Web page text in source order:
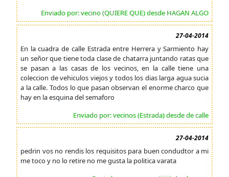
Enviado por: vecino (QUIERE QUE) desde HAGAN ALGO
27-04-2014
En la cuadra de calle Estrada entre Herrera y Sarmiento hay
un señor que tiene toda clase de chatarra juntando ratas que
se pasan a las casas de los vecinos, en la calle tiene una
coleccion de vehiculos viejos y todos los dias larga agua sucia
a la calle. Todos lo que pasan observan el enorme charco que
hay en la esquina del semaforo
Enviado por: vecinos (Estrada) desde de calle
27-04-2014
pedrin vos no rendis los requisitos para buen condudtor a mi
me toco y no lo retire no me gusta la politica varata